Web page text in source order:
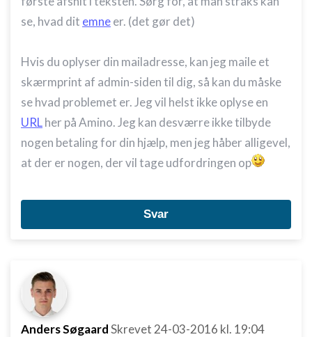
se, hvad dit emneer. (det gør det)
Hvis du oplyser din mailadresse, kan jeg maile et
skærmprint af admin-siden til dig, så kan du måske
se hvad problemet er. Jeg vil helst ikke oplyse en
URLher på Amino. Jeg kan desværre ikke tilbyde
nogen betaling for din hjælp, men jeg håber alligevel,
at der er nogen, der vil tage udfordringen op
Svar
Anders SøgaardSkrevet 24-03-2016 kl. 19:04